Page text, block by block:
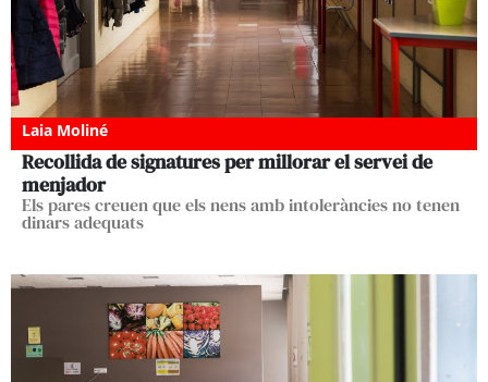
Laia Moliné
Recollida de signatures per millorar el servei de
menjador
Els pares creuen que els nens amb intoleràncies no tenen
dinars adequats